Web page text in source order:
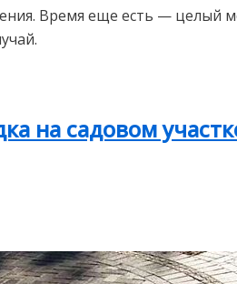
Время еще есть — целый
на садовом